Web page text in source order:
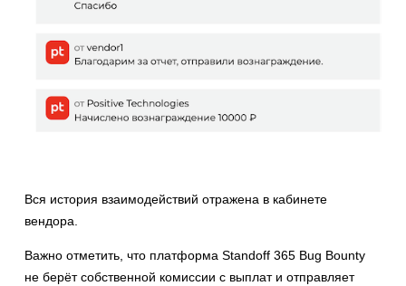
Вся история взаимодействий отражена в кабинете
вендора.
Важно отметить, что платформа Standoff 365 Bug Bounty
не берёт собственной комиссии с выплат и отправляет